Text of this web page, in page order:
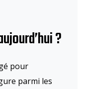
?
pour
parmi les